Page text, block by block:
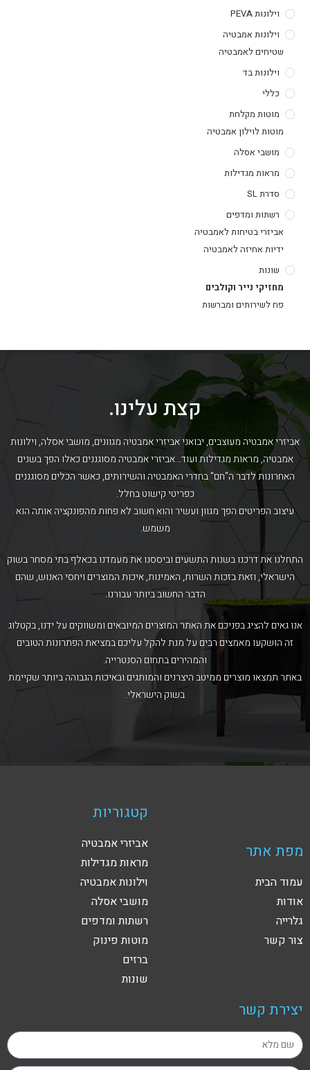
וילונות PEVA
וילונות אמבטיה
שטיחים לאמבטיה
וילונות בד
כללי
מוטות מקלחת
מוטות לוילון אמבטיה
מושבי אסלה
מראות מגדילות
סדרת SL
רשתות ומדפים
אביזרי בטיחות לאמבטיה
ידיות אחיזה לאמבטיה
שונות
מחזיקי נייר וקולבים
פח לשירותים ומברשות
קצת עלינו.
אביזרי אמבטיה מעוצבים, יבואני אביזרי אמבטיה מגוונים, מושבי אסלה, וילונות
אמבטיה, מראות מגדילות ועוד.. אביזרי אמבטיה מסוגננים כאלו הפך בשנים
האחרונות לדבר ה"חם" בחדרי האמבטיה והשירותים, כאשר הכלים מסוגננים
כפריטי קישוט בחלל.
עיצוב הפריטים הפך מגוון ועשיר והוא חשוב לא פחות מהפונקציה אותה הוא
משמש.
התחלנו את דרכנו בשנות התשעים וביססנו את מעמדנו בכאלף בתי מסחר בשוק
הישראלי, וזאת בזכות השרות, האמינות, איכות המוצרים ויחסי האנוש, שהם
הדבר החשוב ביותר עבורנו.
אנו גאים להציג בפניכם את האתר המוצרים המיובאים ומשווקים על ידנו, בקטלוג
זה הושקעו מאמצים רבים על מנת להקל עליכם במציאת הפתרונות הטובים
והמהירים בתחום הסנטרייה.
באתר תמצאו מוצרים ממיטב היצרנים והמותגים ובאיכות הגבוהה ביותר שקיימת
בשוק הישראלי.
מפת אתר
עמוד הבית
אודות
גלרייה
צור קשר
קטגוריות
אביזרי אמבטיה
מראות מגדילות
וילונות אמבטיה
מושבי אסלה
רשתות ומדפים
מוטות פינוק
ברזים
שונות
יצירת קשר